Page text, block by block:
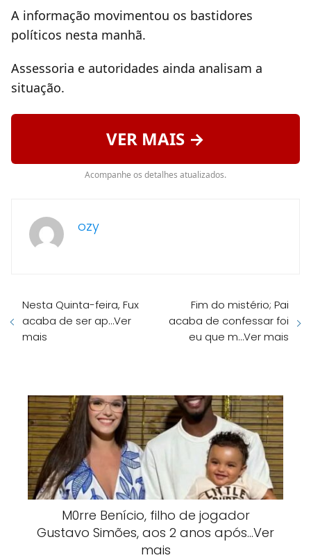
A informação movimentou os bastidores
políticos nesta manhã.
Assessoria e autoridades ainda analisam a
situação.
VER MAIS →
Acompanhe os detalhes atualizados.
ozy
Nesta Quinta-feira, Fux
acaba de ser ap…Ver
mais
Fim do mistério; Pai
acaba de confessar foi
eu que m…Ver mais
M0rre Benício, filho de jogador
Gustavo Simões, aos 2 anos após…Ver
mais